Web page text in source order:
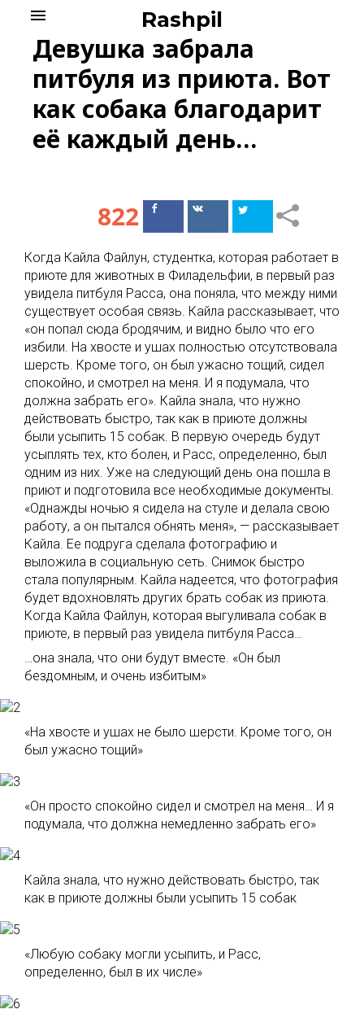
content
Rashpil
menu
Девушка забрала
питбуля из приюта. Вот
как собака благодарит
её каждый день…
822
ПоделитьсяПоделиться
Когда Кайла Файлун, студентка, которая работает в
приюте для животных в Филадельфии, в первый раз
увидела питбуля Расса, она поняла, что между ними
существует особая связь. Кайла рассказывает, что
«он попал сюда бродячим, и видно было что его
избили. На хвосте и ушах полностью отсутствовала
шерсть. Кроме того, он был ужасно тощий, сидел
спокойно, и смотрел на меня. И я подумала, что
должна забрать его». Кайла знала, что нужно
действовать быстро, так как в приюте должны
были усыпить 15 собак. В первую очередь будут
усыплять тех, кто болен, и Расс, определенно, был
одним из них. Уже на следующий день она пошла в
приют и подготовила все необходимые документы.
«Однажды ночью я сидела на стуле и делала свою
работу, а он пытался обнять меня», — рассказывает
Кайла. Ее подруга сделала фотографию и
выложила в социальную сеть. Снимок быстро
стала популярным. Кайла надеется, что фотография
будет вдохновлять других брать собак из приюта.
Когда Кайла Файлун, которая выгуливала собак в
приюте, в первый раз увидела питбуля Расса…
…она знала, что они будут вместе. «Он был
бездомным, и очень избитым»
«На хвосте и ушах не было шерсти. Кроме того, он
был ужасно тощий»
«Он просто спокойно сидел и смотрел на меня… И я
подумала, что должна немедленно забрать его»
Кайла знала, что нужно действовать быстро, так
как в приюте должны были усыпить 15 собак
«Любую собаку могли усыпить, и Расс,
определенно, был в их числе»